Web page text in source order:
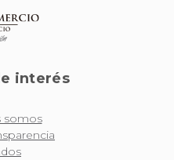
interés
somos